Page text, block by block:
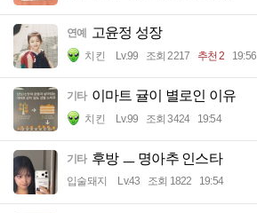
연예 고윤정 성장
치킨 Lv.99 조회 2217 추천 2 19:56
기타 이마트 귤이 별로인 이유
치킨 Lv.99 조회 3424 19:54
기타 후방 ㅡ 명아추 인스타
입술돼지 Lv.43 조회 1822 19:54